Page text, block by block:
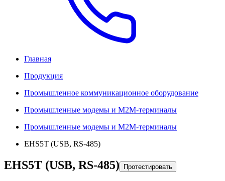
Главная
Продукция
Промышленное коммуникационное оборудование
Промышленные модемы и M2M-терминалы
Промышленные модемы и M2M-терминалы
EHS5T (USB, RS-485)
EHS5T (USB, RS-485) Протестировать